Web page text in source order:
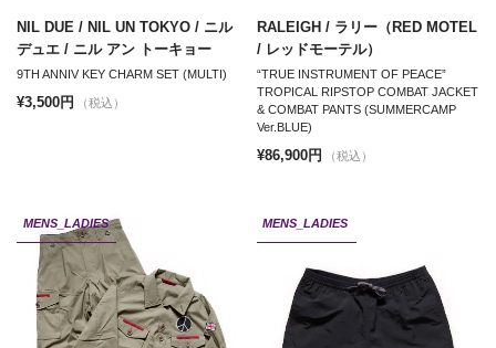
NIL DUE / NIL UN TOKYO / ニル
デュエ / ニル アン トーキョー
9TH ANNIV KEY CHARM SET (MULTI)
¥3,500円 （税込）
RALEIGH / ラリー（RED MOTEL
/ レッドモーテル）
“TRUE INSTRUMENT OF PEACE”
TROPICAL RIPSTOP COMBAT JACKET
& COMBAT PANTS (SUMMERCAMP
Ver.BLUE)
¥86,900円 （税込）
MENS_LADIES MENS_LADIES